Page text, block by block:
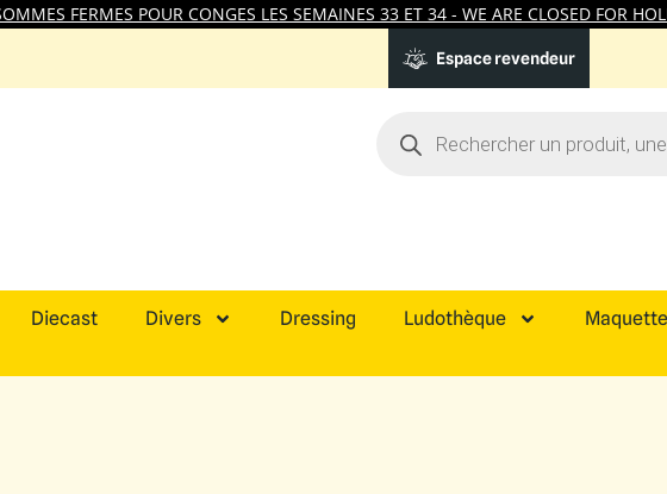
FERMES POUR CONGES LES SEMAINES 33 ET 34 - WE ARE CLOSED FOR
Espace revendeur
Diecast Divers Dressing Ludothèque